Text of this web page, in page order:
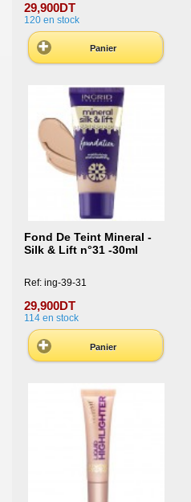
29,900DT
120 en stock
Panier
Fond De Teint Mineral -
Silk & Lift n°31 -30ml
Ref: ing-39-31
29,900DT
114 en stock
Panier